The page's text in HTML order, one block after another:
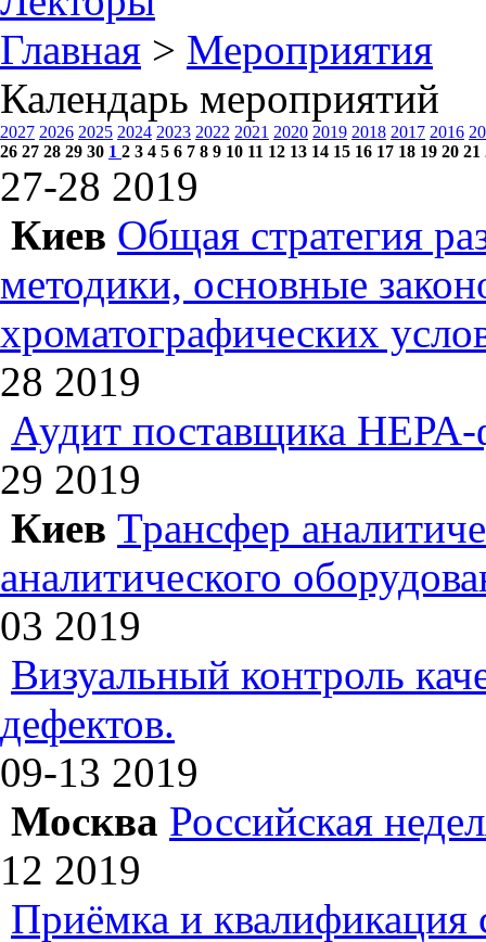
Главная > Мероприятия
Календарь мероприятий
2027 2026 2025 2024 2023 2022 2021 2020 2019 2018 2017 2016
26 27 28 29 30 1 2 3 4 5 6 7 8 9 10 11 12 13 14 15 16 17 18 19 20 21
27-28 2019
Киев Общая стратегия
методики, основные
хроматографических
28 2019
Аудит поставщика НЕРА-
29 2019
Киев Трансфер
аналитического
03 2019
Визуальный контроль
дефектов.
09-13 2019
Москва Российская
12 2019
Приёмка и квалификация